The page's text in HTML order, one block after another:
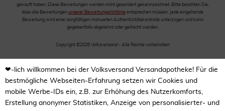
gekauft haben. Diese Bewertungen werden nicht gesondert gekennzeichnet. Bitte beachten Sie,
dass alle Bewertungen unserer Bewertungsrichtlinie entsprechen müssen. Jede eingehende
Bewertung wird einer sorgfältigen manuellen Authentizitätskontrolle unterzogen und kann
gegebenfalls abgelehnt oder gelöscht werden.
Copyright ©2026 Volksversand - Alle Rechte vorbehalten
❤-lich willkommen bei der Volksversand Versandapotheke! Für die
bestmögliche Webseiten-Erfahrung setzen wir Cookies und
mobile Werbe-IDs ein, z.B. zur Erhöhung des Nutzerkomforts,
Erstellung anonymer Statistiken, Anzeige von personalisierter- und